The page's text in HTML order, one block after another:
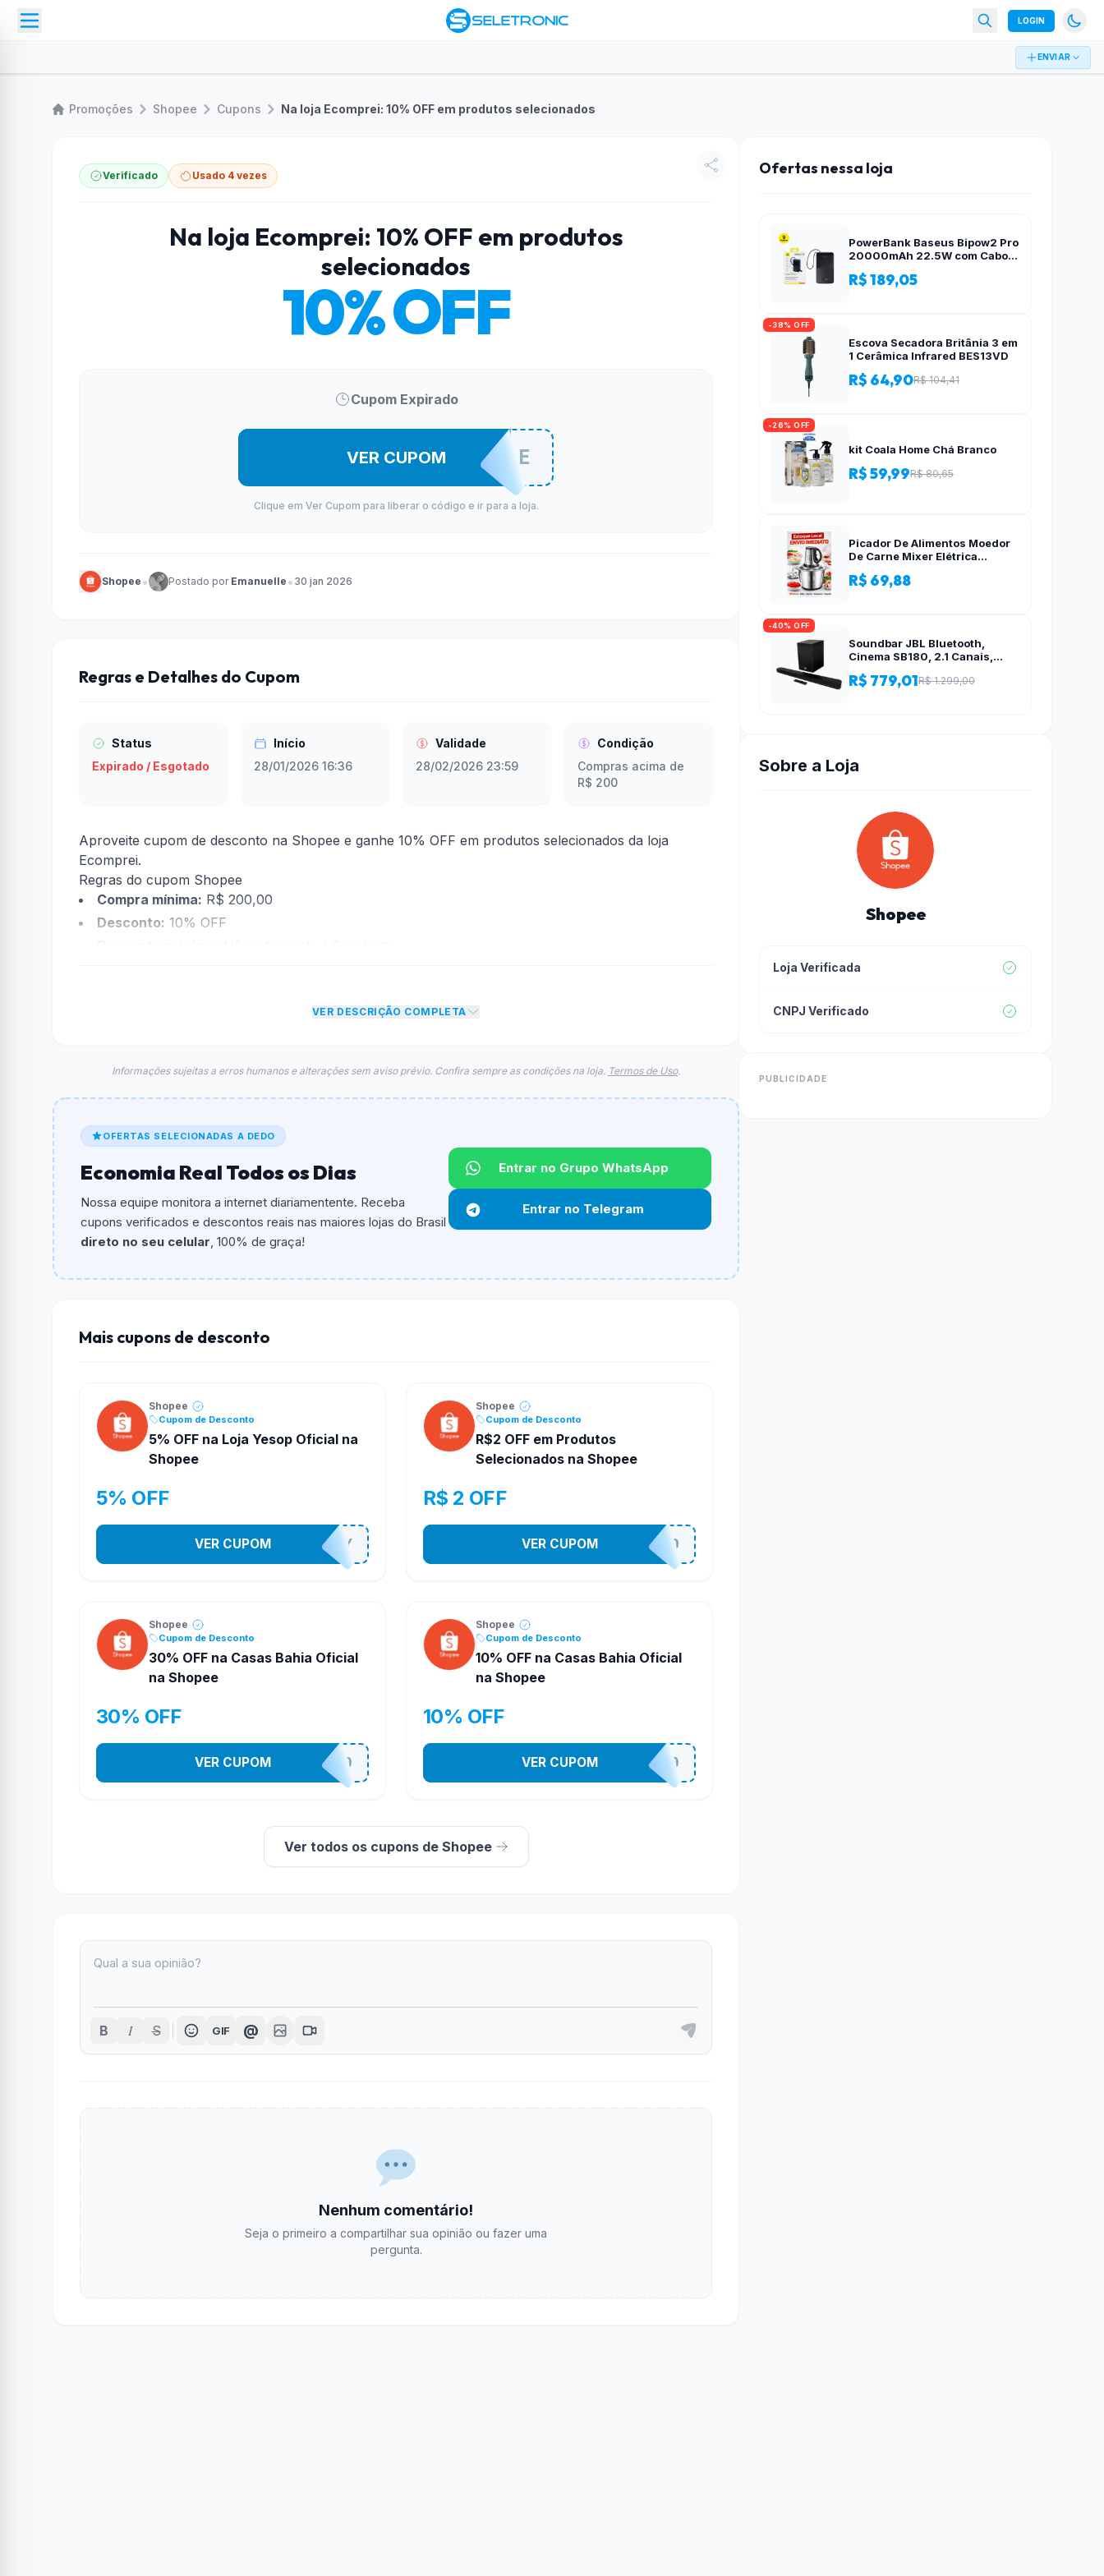
LOGIN
ENVIAR
Promoções Shopee Cupons Na loja Ecomprei: 10% OFF em produtos selecionados
Verificado Usado 4 vezes
Na loja Ecomprei: 10% OFF em produtos
selecionados
10% OFF
Cupom Expirado
ECOMHEALE
VER CUPOM
Clique em Ver Cupom para liberar o código e ir para a loja.
Shopee • Postado por Emanuelle • 30 jan 2026
Regras e Detalhes do Cupom
Status
Expirado / Esgotado
Início
28/01/2026 16:36
Validade
28/02/2026 23:59
Condição
Compras acima de
R$ 200
Aproveite cupom de desconto na Shopee e ganhe 10% OFF em produtos selecionados da loja
Ecomprei.
Regras do cupom Shopee
Compra mínima: R$ 200,00
Desconto: 10% OFF
dará um desconto de 10% no total do carrinho, não foram
econtradas informações sobre restrição de teto máximo para esse cupom.
O cupom dá10% OFFem compras.
Qual é o valor minimo de compra?
O valor minimo de compra é R$ 200,00.
Qual é o desconto máximo?
Não informado ou sem limite.
Funciona em qualquer produto?
podem não aceitar cupons.
VER DESCRIÇÃO COMPLETA
Informações sujeitas a erros humanos e alterações sem aviso prévio. Confira sempre as condições na loja. Termos de Uso.
OFERTAS SELECIONADAS A DEDO
Economia Real Todos os Dias
Nossa equipe monitora a internet diariamentente. Receba
cupons verificados e descontos reais nas maiores lojas do Brasil
direto no seu celular, 100% de graça!
Entrar no Grupo WhatsApp
Entrar no Telegram
Mais cupons de desconto
Shopee
Cupom de Desconto
5% OFF na Loja Yesop Oficial na
Shopee
5% OFF
YESO274Y
VER CUPOM
Shopee
Cupom de Desconto
R$2 OFF em Produtos
Selecionados na Shopee
R$ 2 OFF
VNOXVHJFD
VER CUPOM
Shopee
Cupom de Desconto
30% OFF na Casas Bahia Oficial
na Shopee
30% OFF
CASATEL30
VER CUPOM
Shopee
Cupom de Desconto
10% OFF na Casas Bahia Oficial
na Shopee
10% OFF
CASATEL10
VER CUPOM
Ver todos os cupons de Shopee
B I S GIF @
Nenhum comentário!
Seja o primeiro a compartilhar sua opinião ou fazer uma
pergunta.
Ofertas nessa loja
PowerBank Baseus Bipow2 Pro
20000mAh 22.5W com Cabo
EnerFill FC51
R$ 189,05
-38% OFF
Escova Secadora Britânia 3 em
1 Cerâmica Infrared BES13VD
R$ 64,90R$ 104,41
-26% OFF
kit Coala Home Chá Branco
R$ 59,99R$ 80,65
Picador De Alimentos Moedor
De Carne Mixer Elétrica
Alho – 110v-220v
R$ 69,88
-40% OFF
Soundbar JBL Bluetooth,
Cinema SB180, 2.1 Canais,
110W RMS
R$ 779,01R$ 1.299,00
Sobre a Loja
Shopee
Loja Verificada
CNPJ Verificado
PUBLICIDADE